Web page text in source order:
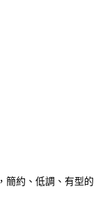
簡約、低調、有型的